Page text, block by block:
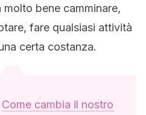
molto bene camminare,
fare qualsiasi attività
certa costanza.
Come cambia il nostro